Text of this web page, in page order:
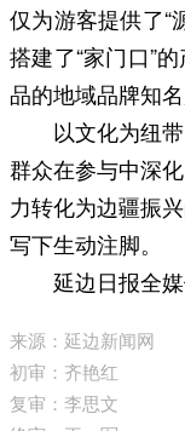
仅为游客提供了“
搭建了“家门口”
品的地域品牌知名
以文化为纽
群众在参与中深
力转化为边疆振
写下生动注脚。
延边日报全
来源：延边新闻网
初审：齐艳红
复审：李思文